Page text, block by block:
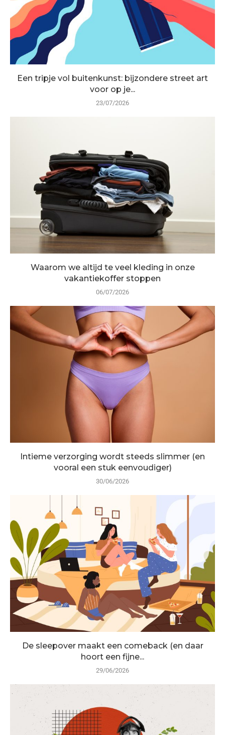
Een tripje vol buitenkunst: bijzondere street art
voor op je...
23/07/2026
Waarom we altijd te veel kleding in onze
vakantiekoffer stoppen
06/07/2026
Intieme verzorging wordt steeds slimmer (en
vooral een stuk eenvoudiger)
30/06/2026
De sleepover maakt een comeback (en daar
hoort een fijne...
29/06/2026